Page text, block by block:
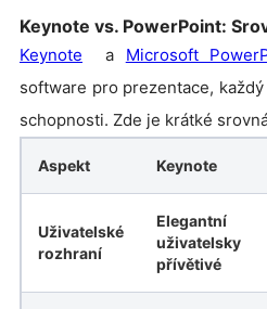
Keynote vs. PowerPoint:
Keynote a Microsoft
software pro prezentace,
schopnosti. Zde je krátké
Aspekt Keynote
Uživatelské
rozhraní
uživatelsky
přívětivé